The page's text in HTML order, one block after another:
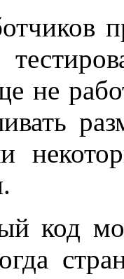
не
код